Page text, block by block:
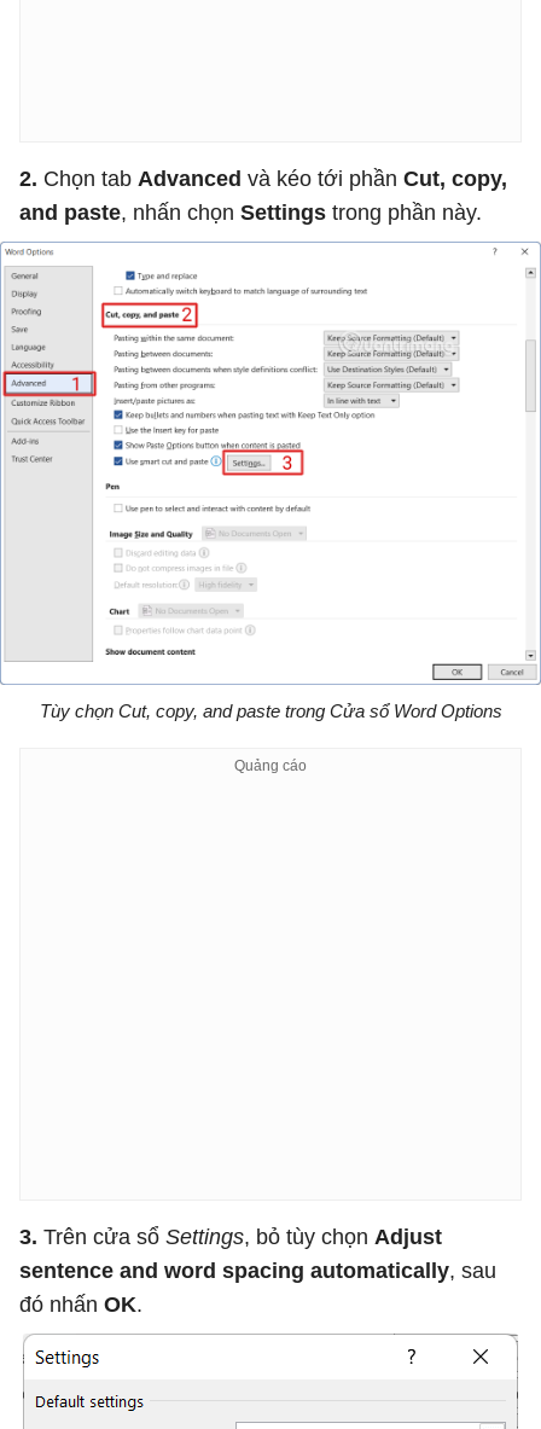
2. Chọn tab Advanced và kéo tới phần Cut, copy,
and paste, nhấn chọn Settings trong phần này.
Tùy chọn Cut, copy, and paste trong Cửa sổ Word Options
3. Trên cửa sổ Settings, bỏ tùy chọn Adjust
sentence and word spacing automatically, sau
đó nhấn OK.